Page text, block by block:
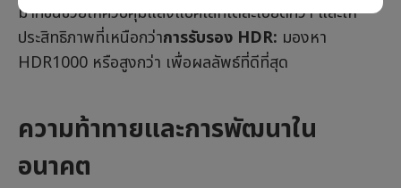
มากขึ้นช่วยให้ควบคุมแสงแบ็คไลท์ได้ละเอียดกว่า และให้
ประสิทธิภาพที่เหนือกว่าการรับรอง HDR: มองหา
HDR1000 หรือสูงกว่า เพื่อผลลัพธ์ที่ดีที่สุด
ความท้าทายและการพัฒนาใน
อนาคต